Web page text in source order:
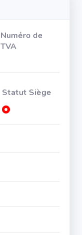
Numéro de
TVA
Statut Siège